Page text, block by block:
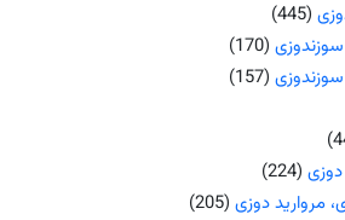
(445)
(170)
سوزندوزی (157)
(224)
مروارید دوزی(205)